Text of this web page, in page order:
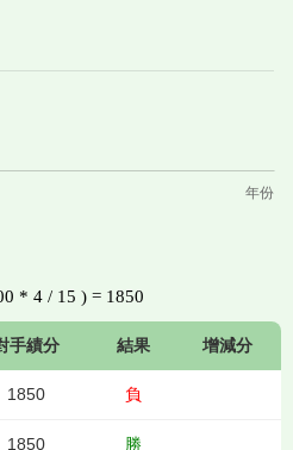
* 4 / 15 ) = 1850
手績分 結果 增減分
1850 負
1850 勝